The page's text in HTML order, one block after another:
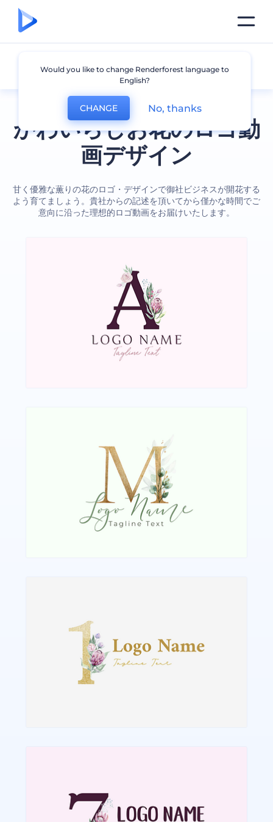
かわいらしお花のロゴ動
画デザイン
甘く優雅な薫りの花のロゴ・デザインで御社ビジネスが開花する
よう育てましょう。貴社からの記述を頂いてから僅かな時間でご
意向に沿った理想的ロゴ動画をお届けいたします。
花
Would you like to change Renderforest language to
English?
CHANGE No, thanks